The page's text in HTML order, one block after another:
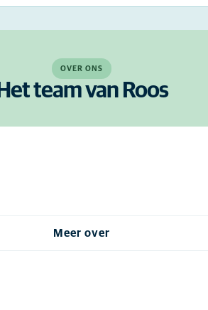
OVER ONS
Het team van Roos
Meer over